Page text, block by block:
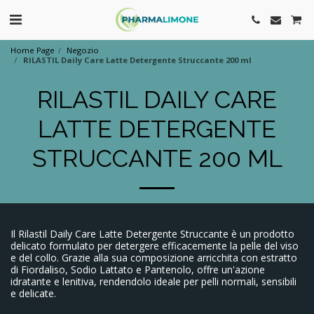
Home Page
Negozio
RILASTIL Daily Care Latte Detergente Struccante 200 ml
RILASTIL DAILY CARE
LATTE DETERGENTE
STRUCCANTE 200 ML
Il Rilastil Daily Care Latte Detergente Struccante è un prodotto
delicato formulato per detergere efficacemente la pelle del viso
e del collo. Grazie alla sua composizione arricchita con estratto
di Fiordaliso, Sodio Lattato e Pantenolo, offre un'azione
idratante e lenitiva, rendendolo ideale per pelli normali, sensibili
e delicate.